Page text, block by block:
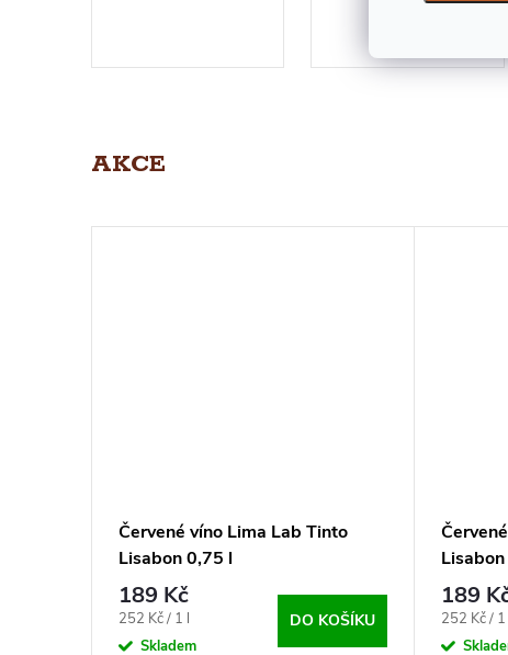
AKCE
Červené víno Lima Lab Tinto
Lisabon 0,75 l
189 Kč
Měrná
cena:
252 Kč / 1 l
Skladem
DO KOŠÍKU
189
Měrná
cena:
252 Kč / 1